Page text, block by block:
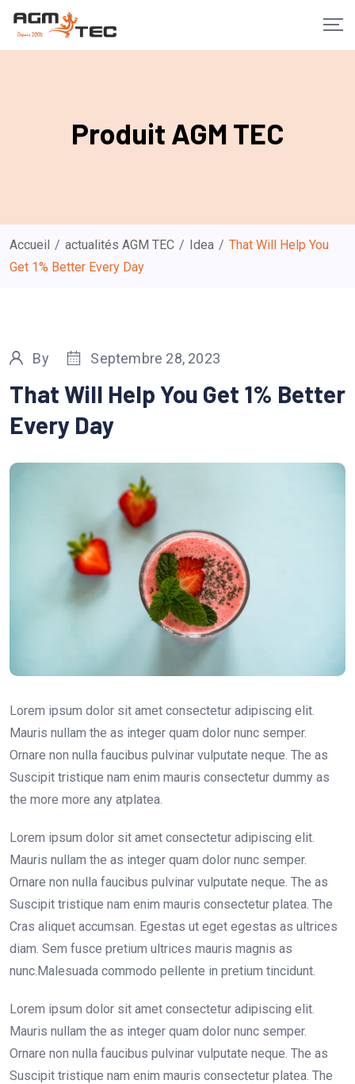
Skip
content
Produit AGM TEC
Accueil / actualités AGM TEC / Idea / That Will Help You
Get 1% Better Every Day
By Septembre 28, 2023
That Will Help You Get 1% Better
Every Day
Lorem ipsum dolor sit amet consectetur adipiscing elit.
Mauris nullam the as integer quam dolor nunc semper.
Ornare non nulla faucibus pulvinar vulputate neque. The as
Suscipit tristique nam enim mauris consectetur dummy as
the more more any atplatea.
Lorem ipsum dolor sit amet consectetur adipiscing elit.
Mauris nullam the as integer quam dolor nunc semper.
Ornare non nulla faucibus pulvinar vulputate neque. The as
Suscipit tristique nam enim mauris consectetur platea. The
Cras aliquet accumsan. Egestas ut eget egestas as ultrices
diam. Sem fusce pretium ultrices mauris magnis as
nunc.Malesuada commodo pellente in pretium tincidunt.
Lorem ipsum dolor sit amet consectetur adipiscing elit.
Mauris nullam the as integer quam dolor nunc semper.
Ornare non nulla faucibus pulvinar vulputate neque. The as
Suscipit tristique nam enim mauris consectetur platea. The